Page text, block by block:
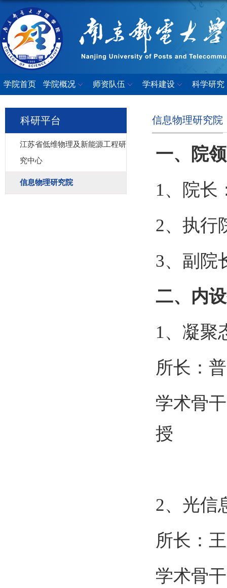
学院首页 学院概况 师资队伍 学科建设 科学研究
科研平台
江苏省低维物理及新能源工程研
究中心
信息物理研究院
信息物理研究院
一、院
1 、院长
2、执行
3、副院
二、内
1 、凝聚
所长：
学术骨
授
2、光信
所长：
学术骨